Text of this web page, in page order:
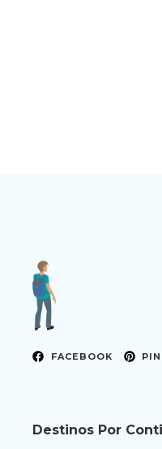
FACEBOOK
Destinos Por